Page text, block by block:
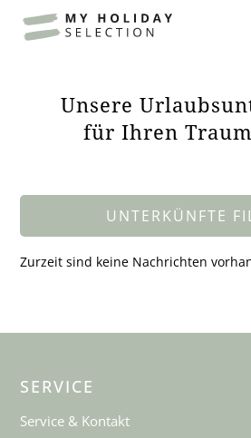
Unsere
für Ihren
UNTERKÜNFTE
Zurzeit sind keine Nachrichten
SERVICE
Service & Kontakt